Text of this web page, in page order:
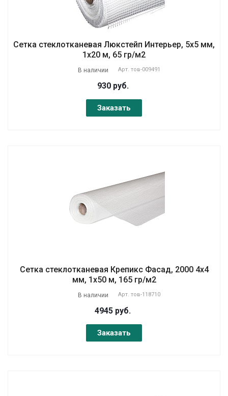
Сетка стеклотканевая Люкстейп Интерьер, 5х5 мм,
1х20 м, 65 гр/м2
В наличии Арт. тов-009491
930 руб.
Заказать
Сетка стеклотканевая Крепикс Фасад, 2000 4х4
мм, 1х50 м, 165 гр/м2
В наличии Арт. тов-118710
4945 руб.
Заказать